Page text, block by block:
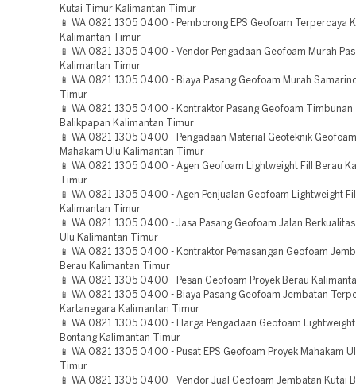
Kutai Timur Kalimantan Timur
📱 WA 0821 1305 0400 - Pemborong EPS Geofoam Terpercaya
Kalimantan Timur
📱 WA 0821 1305 0400 - Vendor Pengadaan Geofoam Murah
Kalimantan Timur
📱 WA 0821 1305 0400 - Biaya Pasang Geofoam Murah
Timur
📱 WA 0821 1305 0400 - Kontraktor Pasang Geofoam Timbunan
Balikpapan Kalimantan Timur
📱 WA 0821 1305 0400 - Pengadaan Material Geoteknik
Mahakam Ulu Kalimantan Timur
📱 WA 0821 1305 0400 - Agen Geofoam Lightweight Fill Berau
Timur
📱 WA 0821 1305 0400 - Agen Penjualan Geofoam Lightweight
Kalimantan Timur
📱 WA 0821 1305 0400 - Jasa Pasang Geofoam Jalan
Ulu Kalimantan Timur
📱 WA 0821 1305 0400 - Kontraktor Pemasangan Geofoam
Berau Kalimantan Timur
📱 WA 0821 1305 0400 - Pesan Geofoam Proyek Berau
📱 WA 0821 1305 0400 - Biaya Pasang Geofoam Jembatan
Kartanegara Kalimantan Timur
📱 WA 0821 1305 0400 - Harga Pengadaan Geofoam
Bontang Kalimantan Timur
📱 WA 0821 1305 0400 - Pusat EPS Geofoam Proyek Mahakam
Timur
📱 WA 0821 1305 0400 - Vendor Jual Geofoam Jembatan Kutai